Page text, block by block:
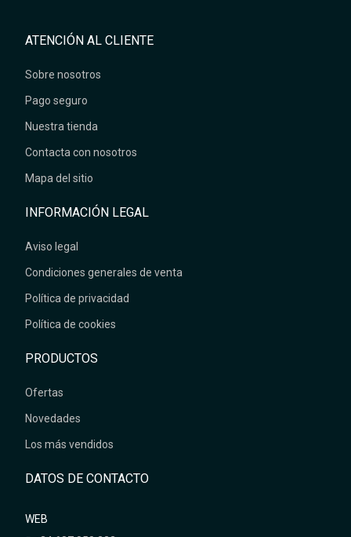
ATENCIÓN AL CLIENTE
Sobre nosotros
Pago seguro
Nuestra tienda
Contacta con nosotros
Mapa del sitio
INFORMACIÓN LEGAL
Aviso legal
Condiciones generales de venta
Política de privacidad
Política de cookies
PRODUCTOS
Ofertas
Novedades
Los más vendidos
DATOS DE CONTACTO
WEB